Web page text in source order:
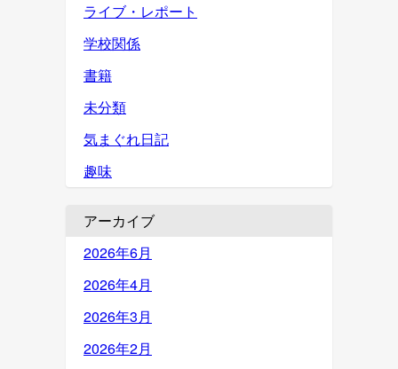
ライブ・レポート
学校関係
書籍
未分類
気まぐれ日記
趣味
アーカイブ
2026年6月
2026年4月
2026年3月
2026年2月